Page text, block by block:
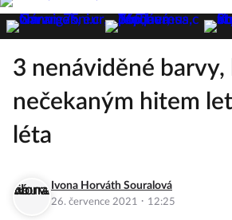
3 nenáviděné barvy,
nečekaným hitem
léta
Ivona Horváth Souralová
26. července 2021 · 12:25